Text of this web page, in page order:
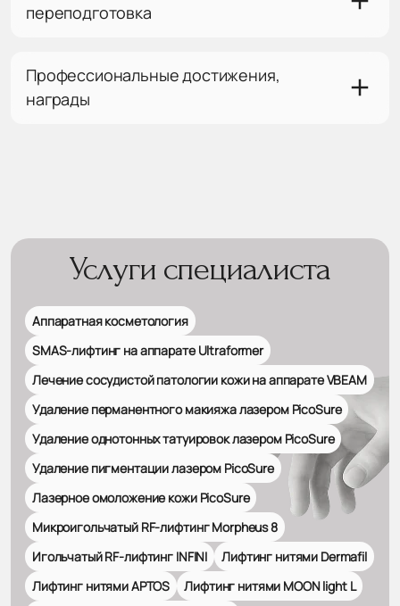
переподготовка
Профессиональные достижения,
награды
Услуги специалиста
Аппаратная косметология
SMAS-лифтинг на аппарате Ultraformer
Лечение сосудистой патологии кожи на аппарате VBEAM
Удаление перманентного макияжа лазером PicoSure
Удаление однотонных татуировок лазером PicoSure
Удаление пигментации лазером PicoSure
Лазерное омоложение кожи PicoSure
Микроигольчатый RF-лифтинг Morpheus 8
Игольчатый RF-лифтинг INFINI
Лифтинг нитями Dermafil
Лифтинг нитями APTOS
Лифтинг нитями MOON light L